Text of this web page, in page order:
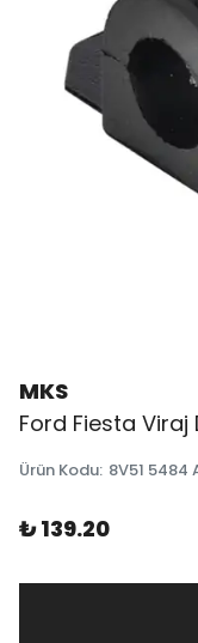
MKS
Ford Fiesta Viraj
Ürün Kodu: 8V51 5484
₺ 139.20